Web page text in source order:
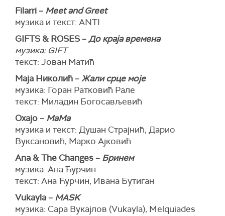
Filarri – Meet and Greet
музика и текст: ANTI
GIFTS & ROSES –До краја времена
музика: GIFT
текст: Јован Матић
Маја Николић –Жали срце моје
музика: Горан Ратковић Рале
текст: Миладин Богосављевић
Охајо – MaMa
музика и текст: Душан Страјнић, Дарио
Вуксановић, Марко Ајковић
Ana & The Changes – Бринем
музика: Ана Ћурчин
текст: Ана Ћурчин, Ивана Бутиган
Vukayla – MASK
музика: Сара Вукајлов (Vukayla), Melquiades